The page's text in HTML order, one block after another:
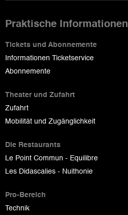
Praktische Informationen
Tickets und Abonnemente
Informationen Ticketservice
Abonnemente
Theater und Zufahrt
Zufahrt
Mobilität und Zugänglichkeit
Die Restaurants
Le Point Commun - Equilibre
Les Didascalies - Nuithonie
Pro-Bereich
Technik